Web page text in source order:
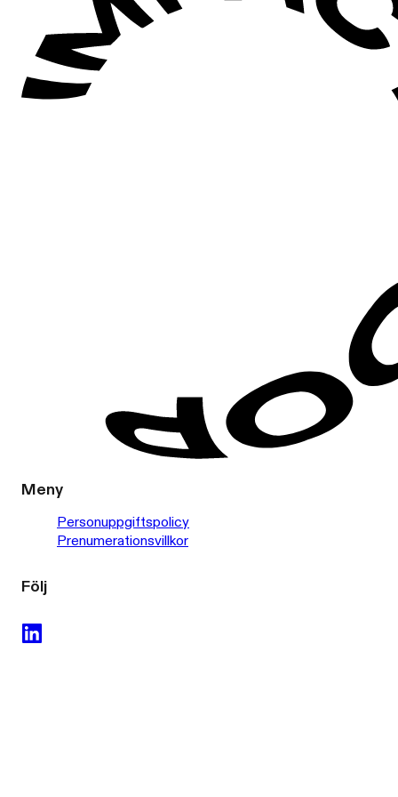
Meny
Personuppgiftspolicy
Prenumerationsvillkor
Följ